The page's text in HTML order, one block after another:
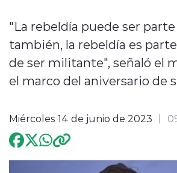
Programación
modo claro
"La rebeldía puede ser
también, la rebeldía es
de ser militante", señaló el
el marco del aniversario de
Miércoles 14 de junio de 2023